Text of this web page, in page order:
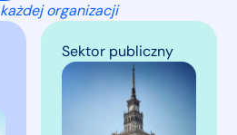
każdej organizacji
Sektor publiczny